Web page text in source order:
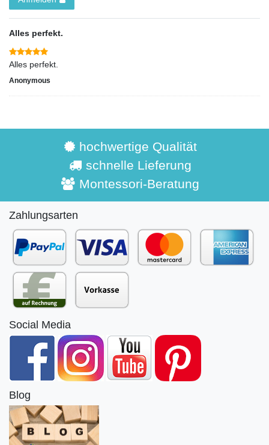
Alles perfekt.
Alles perfekt.
Anonymous
hochwertige Qualität
schnelle Lieferung
Montessori-Beratung
Zahlungsarten
Social Media
Blog